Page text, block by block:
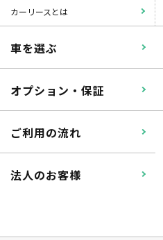
カーリースとは
車を選ぶ
オプション・保証
ご利用の流れ
法人のお客様